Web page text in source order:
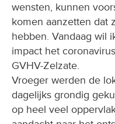
wensten, kunnen
komen aanzetten dat
hebben. Vandaag wil
impact het
GVHV-Zelzate.
Vroeger werden de
dagelijks grondig
op heel veel